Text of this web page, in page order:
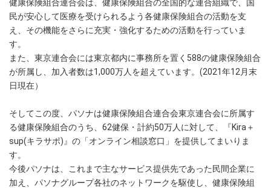
健康保険組合連合会は、健康保険組合の全国的な連合組織で、国
民が安心して医療を受けられるよう各健康保険組合の活動を支
え、その機能をさらに充実・強化するための活動を行っていま
す。
また、東京連合会には東京都内に事務所を置く588の健康保険組合
が所属し、加入者数は1,000万人を超えています。(2021年12月末
日現在）
そしてこの度、パソナは健康保険組合連合会東京連合会に所属す
る健康保険組合のうち、62健保・計約50万人に対して、『Kira＋
sup(キラサポ)』の「オンライン相談窓口」を提供してまいりま
す。
今後パソナは、これまで主なサービス提供先であった民間企業に
加え、パソナグループ各社のネットワークを駆使し、健康保険組